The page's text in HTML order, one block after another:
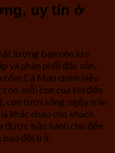
uy tín ở
lượng bạn nên lựa
và phân phối đặc sản,
Cà Mau chính hiệu
mỗi con cua khi đến
còn tươi sống, ngậy tràn
khác nhau cho khách
được bảo hành cho đến
bao đổi trả.